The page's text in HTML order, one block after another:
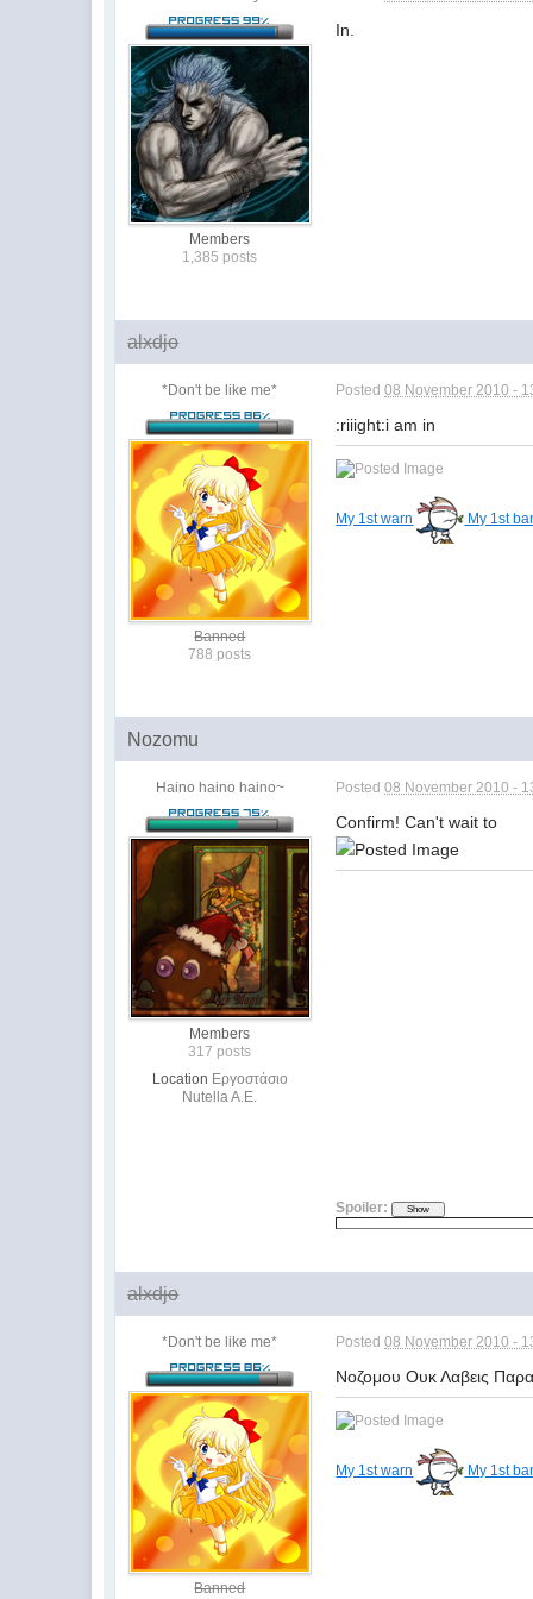
Members
1,385 posts
In.
alxdjo
*Don't be like me*
Banned
788 posts
Posted08 November 2010 -
:riiight:i am in
My 1st warn My 1st
Nozomu
Haino haino haino~
Members
317 posts
Location Εργοστάσιο
Nutella A.E.
Posted08 November 2010 -
Confirm! Can't wait to
Spoiler:
alxdjo
*Don't be like me*
Banned
Posted08 November 2010 -
Νοζομου Ουκ Λαβεις
My 1st warn My 1st